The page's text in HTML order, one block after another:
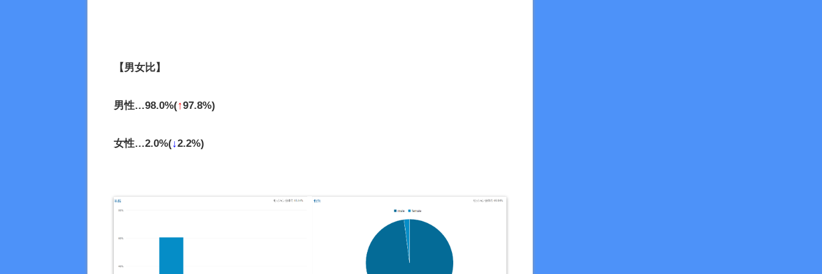
【男女比】
男性…98.0%(↑97.8%)
女性…2.0%(↓2.2%)